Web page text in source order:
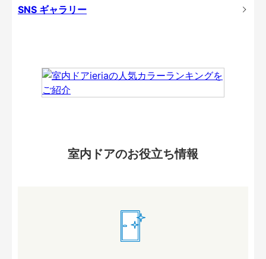
SNS ギャラリー
室内ドアのお役立ち情報